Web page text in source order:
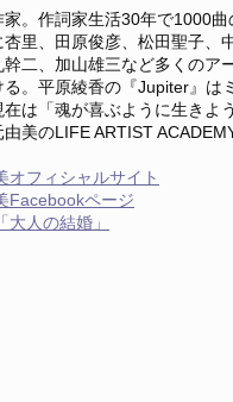
。作詞家生活30年で1000曲
杏里、田原俊彦、松田聖子、
幹二、加山雄三など多くのア
。平原綾香の『Jupiter』は
在は「魂が喜ぶように生きよ
由美のLIFE ARTIST
オフィシャルサイト
Facebookページ
大人の結婚」